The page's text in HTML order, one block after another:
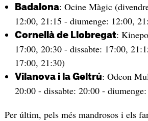
Badalona: Ocine Màgic
12:00, 21:15 - diumenge: 12:00,
Cornellà de Llobregat:
17:00, 20:30 - dissabte: 17:00,
17:00, 21:30)
Vilanova i la Geltrú: Odeon
20:00 - dissabte: 20:00 -
Per últim, pels més mandrosos i els